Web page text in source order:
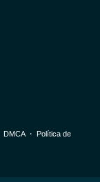
DMCA・ Política de